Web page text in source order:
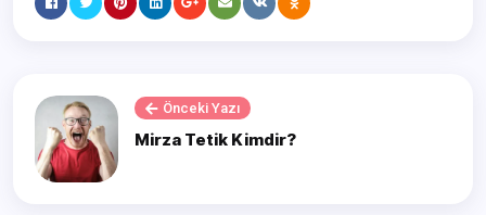
Önceki Yazı
Mirza Tetik Kimdir?